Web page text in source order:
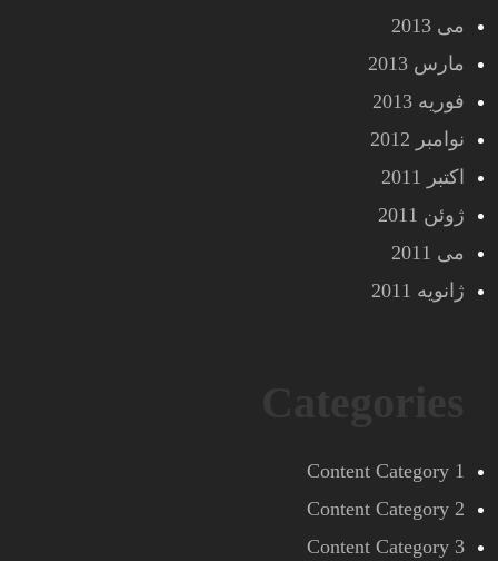
می 2013
مارس 2013
فوریه 2013
نوامبر 2012
اکتبر 2011
ژوئن 2011
می 2011
ژانویه 2011
Content Category 1
Content Category 2
Content Category 3